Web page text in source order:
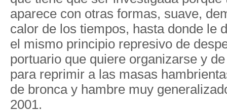
aparece con otras formas, suave,
calor de los tiempos, hasta donde le
el mismo principio represivo de
portuario que quiere organizarse y
para reprimir a las masas
de bronca y hambre muy
2001.